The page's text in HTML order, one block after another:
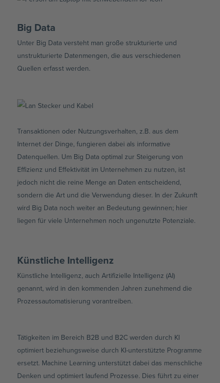
Big Data
Unter Big Data versteht man große strukturierte und
unstrukturierte Datenmengen, die aus verschiedenen
Quellen erfasst werden.
Transaktionen oder Nutzungsverhalten, z.B. aus dem
Internet der Dinge, fungieren dabei als informative
Datenquellen. Um Big Data optimal zur Steigerung von
Effizienz und Effektivität im Unternehmen zu nutzen, ist
jedoch nicht die reine Menge an Daten entscheidend,
sondern die Art und die Verwendung dieser. In der Zukunft
wird Big Data noch weiter an Bedeutung gewinnen; hier
liegen für viele Unternehmen noch ungenutzte Potenziale.
Künstliche Intelligenz
Künstliche Intelligenz, auch Artifizielle Intelligenz (AI)
genannt, wird in den kommenden Jahren zunehmend die
Prozessautomatisierung vorantreiben.
Tätigkeiten im Bereich B2B und B2C werden durch KI
optimiert beziehungsweise durch KI-unterstützte Programme
ersetzt. Machine Learning unterstützt dabei das menschliche
Denken und optimiert laufend Prozesse. Dies führt zu einer